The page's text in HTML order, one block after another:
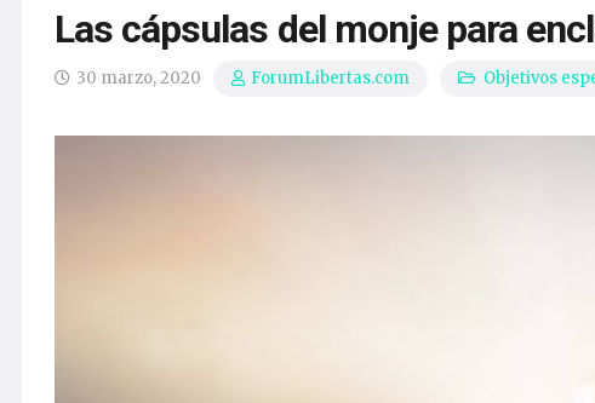
Las cápsulas del monje para
30 marzo, 2020 ForumLibertas.com Objetivos